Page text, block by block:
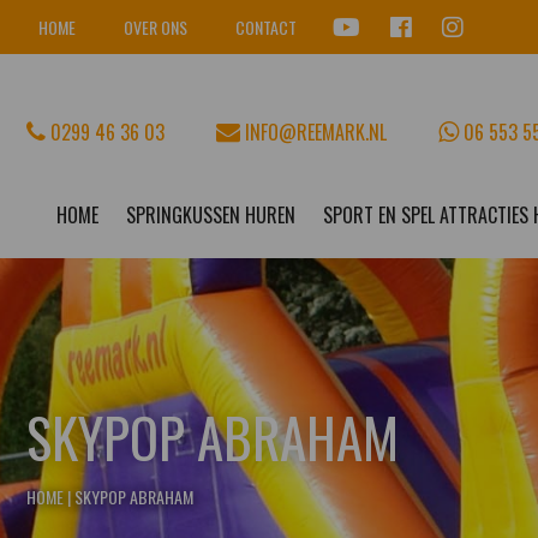
HOME OVER ONS CONTACT
0299 46 36 03 INFO@REEMARK.NL 06 553
HOME SPRINGKUSSEN HUREN SPORT EN SPEL ATTRACTIES
SKYPOP ABRAHAM
HOME|SKYPOP ABRAHAM